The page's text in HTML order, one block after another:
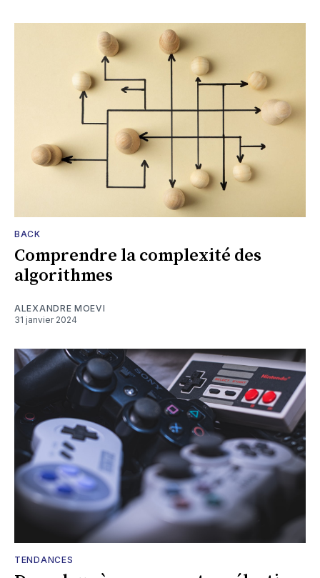
BACK
Comprendre la complexité des
algorithmes
ALEXANDRE MOEVI
31 janvier 2024
TENDANCES